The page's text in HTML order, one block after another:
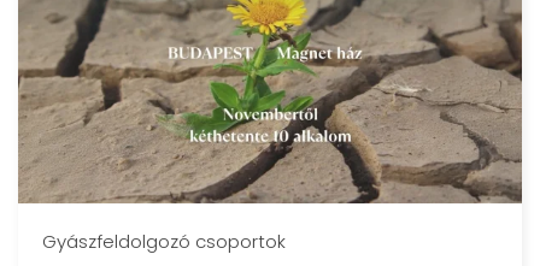
Gyászfeldolgozó csoportok